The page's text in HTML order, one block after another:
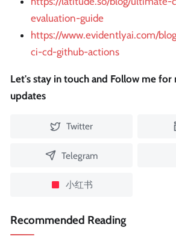
evaluation-guide
https://www.evidentlyai.com/
ci-cd-github-actions
Let's stay in touch and Follow me
updates
Twitter
Telegram
小红书
Recommended Reading